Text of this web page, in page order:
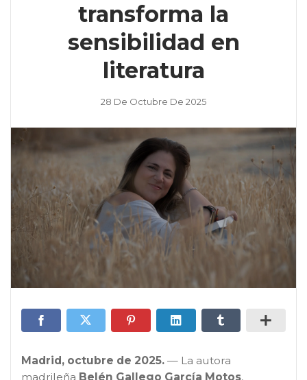
transforma la
sensibilidad en
literatura
28 De Octubre De 2025
Madrid, octubre de 2025. — La autora
madrileña Belén Gallego García Motos,